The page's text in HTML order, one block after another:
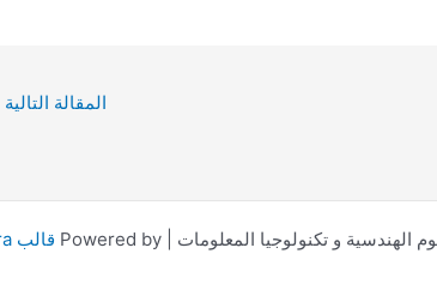
المقالة التالية
قالب Astra للووردبريس